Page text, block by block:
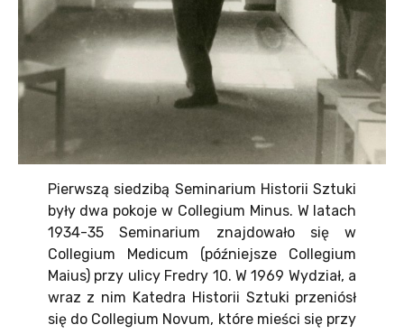
Pierwszą siedzibą Seminarium Historii Sztuki
były dwa pokoje w Collegium Minus. W latach
1934-35 Seminarium znajdowało się w
Collegium Medicum (późniejsze Collegium
Maius) przy ulicy Fredry 10. W 1969 Wydział, a
wraz z nim Katedra Historii Sztuki przeniósł
się do Collegium Novum, które mieści się przy